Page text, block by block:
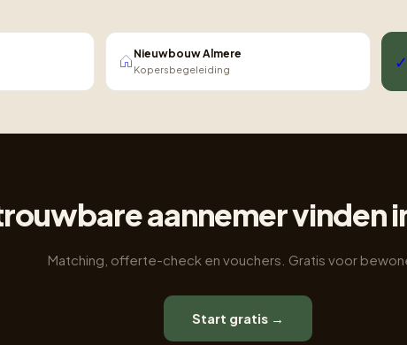
Nieuwbouw Almere
Kopersbegeleiding
aannemer vinden
Matching, offerte-check en vouchers. Gratis voor
Start gratis →